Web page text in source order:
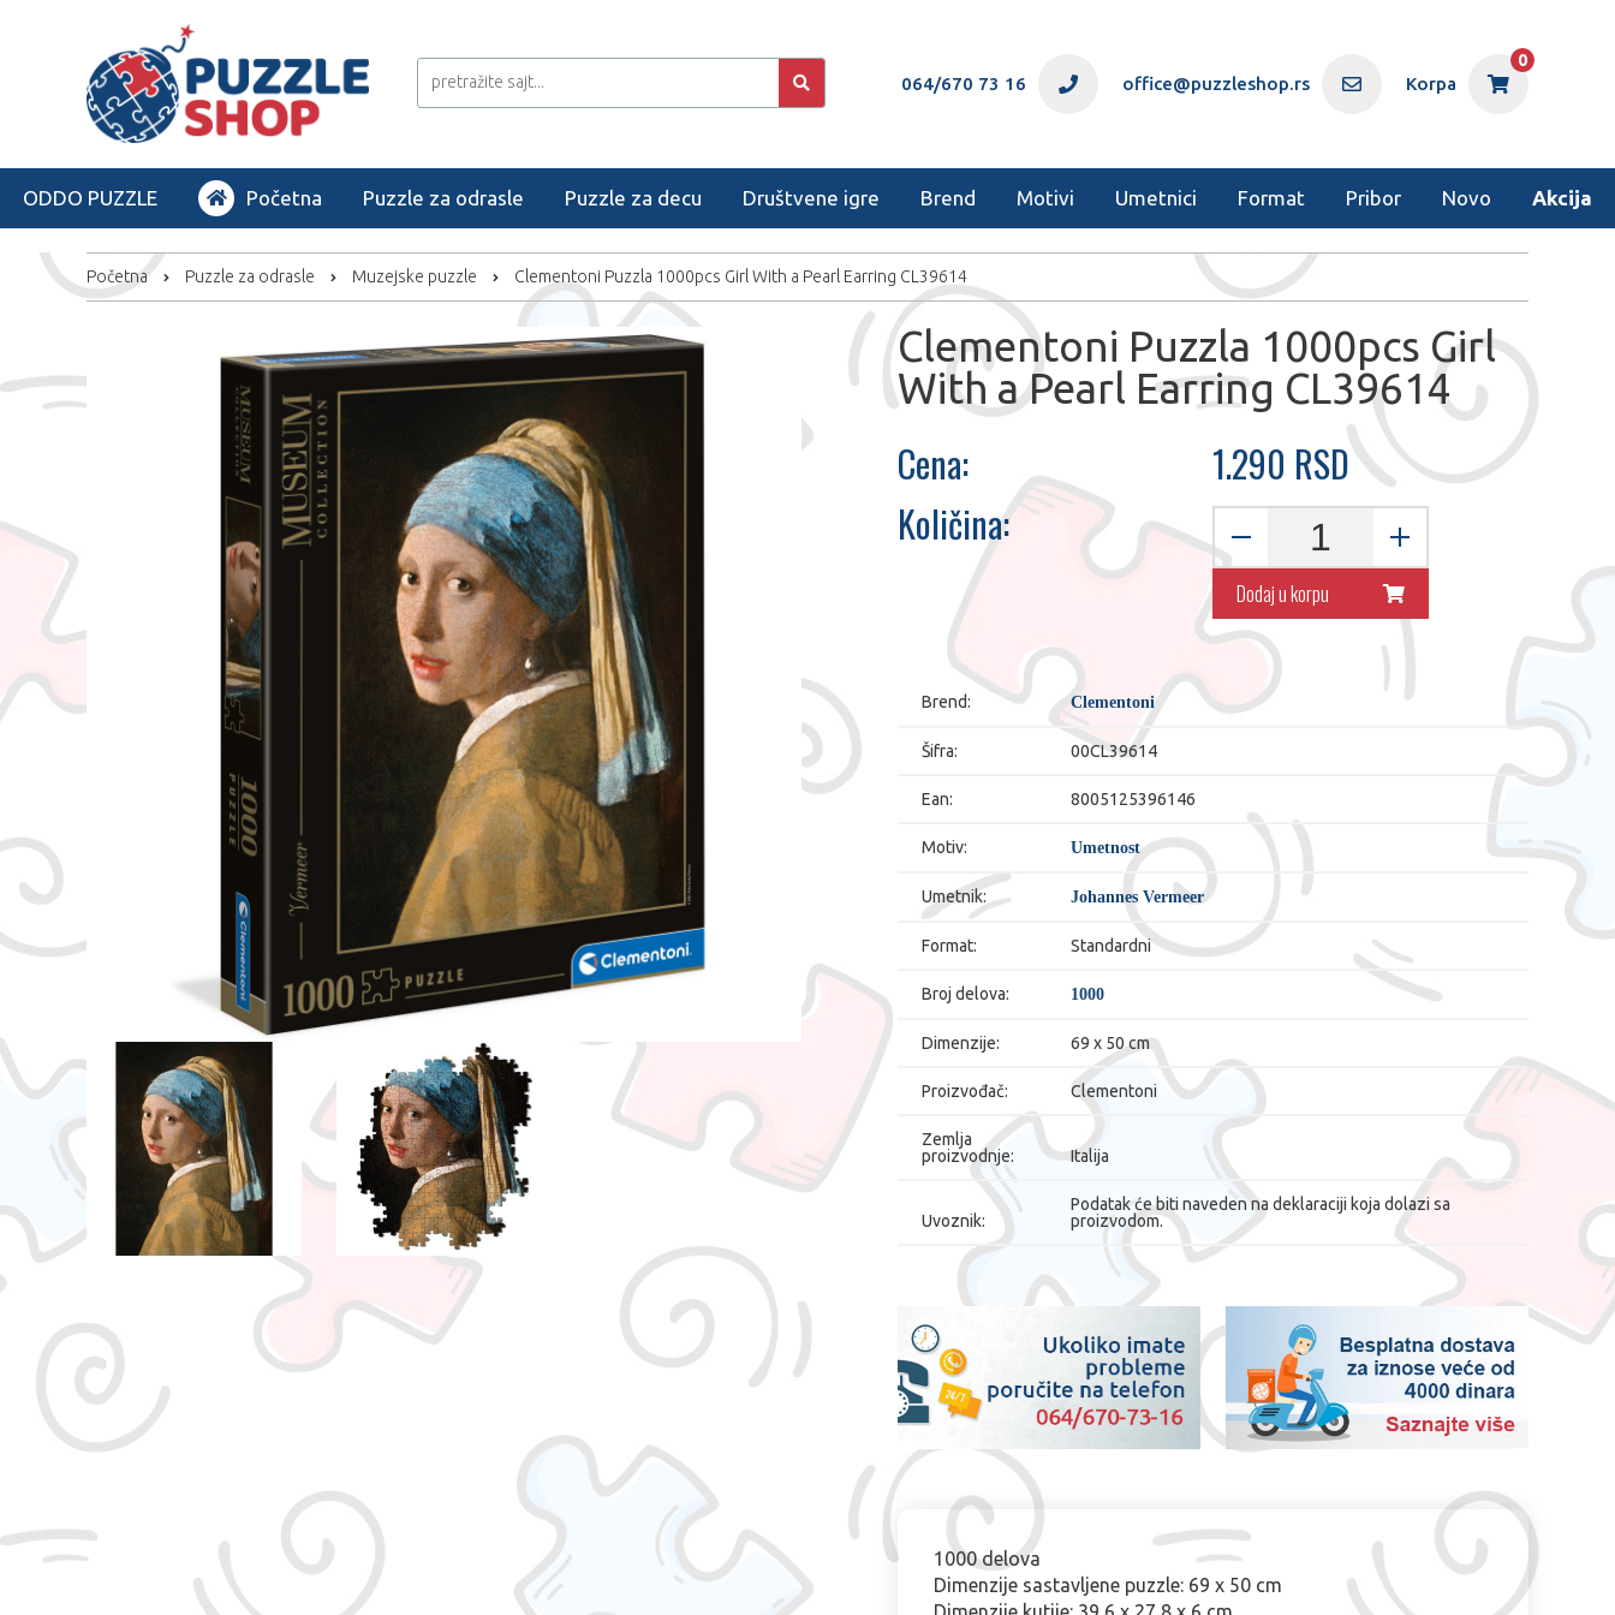
0
Korpa
office@puzzleshop.rs
064/670 73 16
ODDO PUZZLE Početna Puzzle za odrasle Puzzle za decu Društvene igre Brend Motivi Umetnici Format Pribor Novo Akcija
Početna Puzzle za odrasle Muzejske puzzle Clementoni Puzzla 1000pcs Girl With a Pearl Earring CL39614
Clementoni Puzzla 1000pcs Girl
With a Pearl Earring CL39614
Cena:
1.290 RSD
Količina:
Dodaj u korpu
Brend: Clementoni
Šifra: 00CL39614
Ean: 8005125396146
Motiv: Umetnost
Umetnik: Johannes Vermeer
Format: Standardni
Broj delova: 1000
Dimenzije: 69 x 50 cm
Proizvođač: Clementoni
Zemlja
proizvodnje:
Italija
Uvoznik:
Podatak će biti naveden na deklaraciji koja dolazi sa
proizvodom.
1000 delova
Dimenzije sastavljene puzzle: 69 x 50 cm